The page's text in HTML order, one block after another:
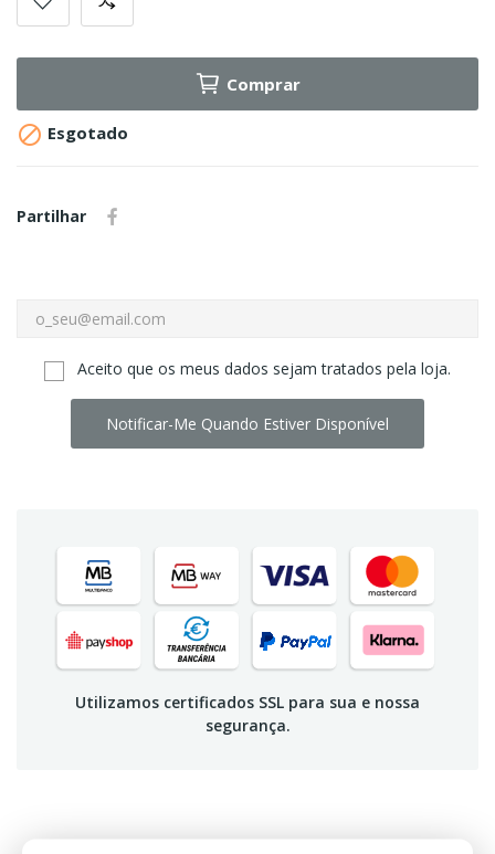
Comprar
 Esgotado
Partilhar
Aceito que os meus dados sejam tratados pela loja.
Notificar-Me Quando Estiver Disponível
Utilizamos certificados SSL para sua e nossa
segurança.